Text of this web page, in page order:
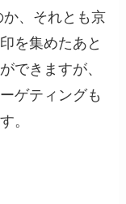
、それとも京
を集めたあと
できますが、
ゲティングも
。